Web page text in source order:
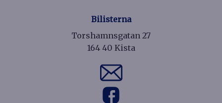
Bilisterna
Torshamnsgatan 27
164 40 Kista